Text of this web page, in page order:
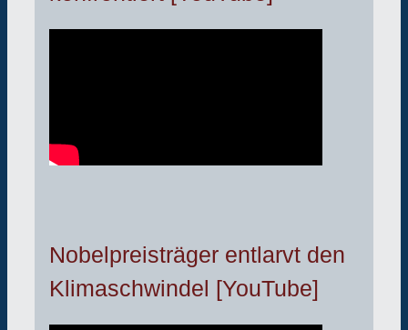
Nobelpreisträger entlarvt den
Klimaschwindel [YouTube]